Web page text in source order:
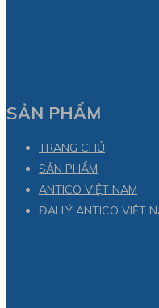
SẢN PHẨM
TRANG CHỦ
SẢN PHẨM
ANTICO VIỆT NAM
ĐẠI LÝ ANTICO VIỆT